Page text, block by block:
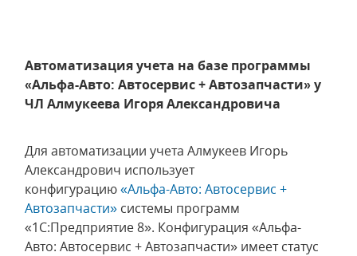
Автоматизация учета на базе программы
«Альфа-Авто: Автосервис + Автозапчасти» у
ЧЛ Алмукеева Игоря Александровича
Для автоматизации учета Алмукеев Игорь
Александрович использует
конфигурацию«Альфа-Авто: Автосервис +
Автозапчасти» системы программ
«1С:Предприятие 8». Конфигурация «Альфа-
Авто: Автосервис + Автозапчасти» имеет статус